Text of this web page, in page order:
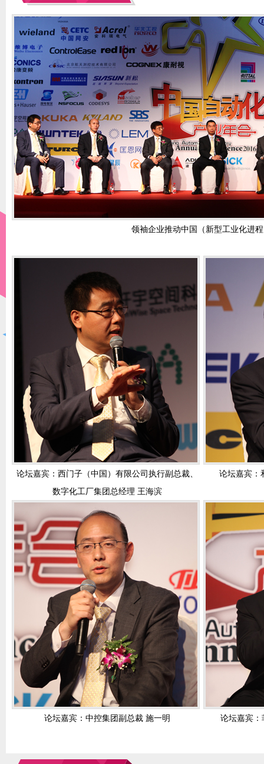
领袖企业推动中国（新型工业化进
论坛嘉宾：西门子（中国）有限公司执行副总裁、
数字化工厂集团总经理 王海滨
论坛嘉宾：
论坛嘉宾：中控集团副总裁 施一明 论坛嘉宾